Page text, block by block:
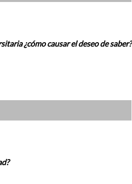
¿cómo causar el deseo de saber?